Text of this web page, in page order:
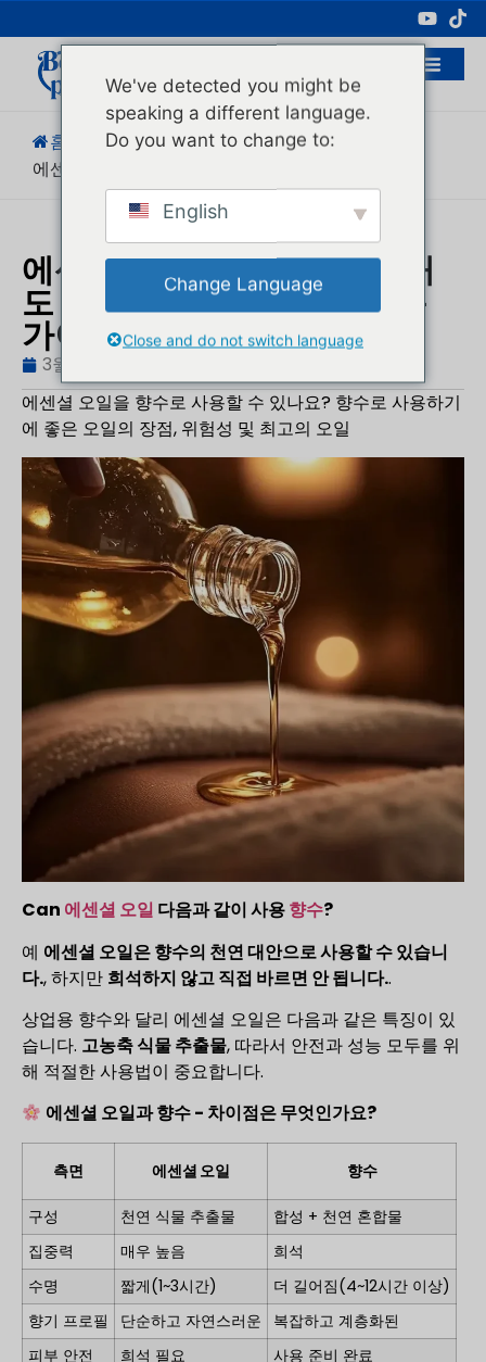
전문 화장품 포장 제조업체
홈 블로그 / 제품 지식 /
에센셜을 사용할 수 있나요?.
에센셜 오일을 향수로 사용해
도 되나요? 에센셜 오일 사용
가이드
3월 22, 2026
에센셜 오일을 향수로 사용할 수 있나요? 향수로 사용하기
에 좋은 오일의 장점, 위험성 및 최고의 오일
Can 에센셜 오일 다음과 같이 사용향수?
예 에센셜 오일은 향수의 천연 대안으로 사용할 수 있습니
다., 하지만 희석하지 않고 직접 바르면 안 됩니다..
상업용 향수와 달리 에센셜 오일은 다음과 같은 특징이 있
습니다. 고농축 식물 추출물, 따라서 안전과 성능 모두를 위
해 적절한 사용법이 중요합니다.
에센셜 오일과 향수 - 차이점은 무엇인가요?
측면 에센셜 오일 향수
구성 천연 식물 추출물
합성 + 천연 혼합물
집중력
매우 높음
희석
수명
짧게(1~3시간)
더 길어짐(4~12시간 이상)
향기 프로필
단순하고 자연스러운
복잡하고 계층화된
피부 안전
희석 필요 사용 준비 완료
We've detected you might be
speaking a different language.
Do you want to change to:
English
Change Language
Close and do not switch language